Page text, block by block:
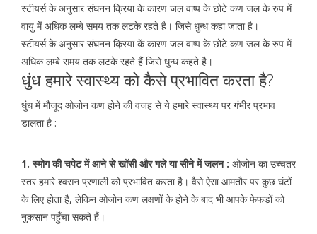
स्टीयर्स के अनुसार संघनन क्रिया के कारण जल वाष्प के छोटे कण जल के रुप में
वायु में अधिक लम्बे समय तक लटके रहते है। जिसे धुन्ध कहा जाता है।
स्टीयर्स के अनुसार संघनन क्रिया कें कारण जल वाष्प के छोटे कण जल के रुप में
अधिक लम्बे समय तक लटके रहते हैं जिसे धुन्ध कहते है।
धुंध हमारे स्वास्थ्य को कैसे प्रभावित करता है?
धुंध में मौजूद ओजोन कण होने की वजह से ये हमारे स्वास्थ्य पर गंभीर प्रभाव
डालता है :-
1. स्मोग की चपेट में आने से खॉसी और गले या सीने में जलन : ओजोन का उच्चतर
स्तर हमारे श्वसन प्रणाली को प्रभावित करता है। वैसे ऐसा आमतौर पर कुछ घंटों
के लिए होता है, लेकिन ओजोन कण लक्षणों के होने के बाद भी आपके फेफड़ों को
नुकसान पहुँचा सकते हैं।